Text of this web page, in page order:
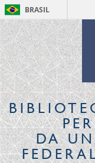
BRASIL
DA